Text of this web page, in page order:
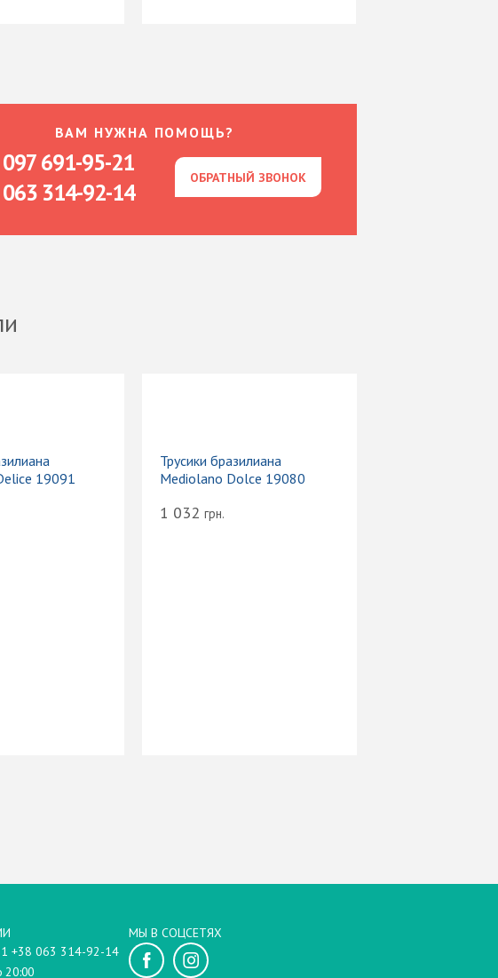
ВАМ НУЖНА ПОМОЩЬ?
691-95-21
314-92-14
ОБРАТНЫЙ ЗВОНОК
ОБРАТНЫЙ ЗВОНОК
19091
Трусики бразилиана
Mediolano Dolce 19080
1 032грн.
+38 063 314-92-14
20:00
МЫ В СОЦСЕТЯХ